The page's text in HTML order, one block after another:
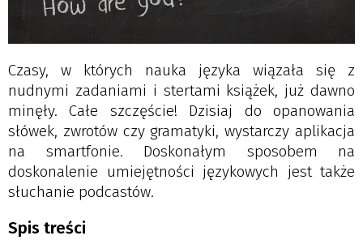
Czasy, w których nauka języka wiązała się z
nudnymi zadaniami i stertami książek, już dawno
minęły. Całe szczęście! Dzisiaj do opanowania
słówek, zwrotów czy gramatyki, wystarczy aplikacja
na smartfonie. Doskonałym sposobem na
doskonalenie umiejętności językowych jest także
słuchanie podcastów.
Spis treści